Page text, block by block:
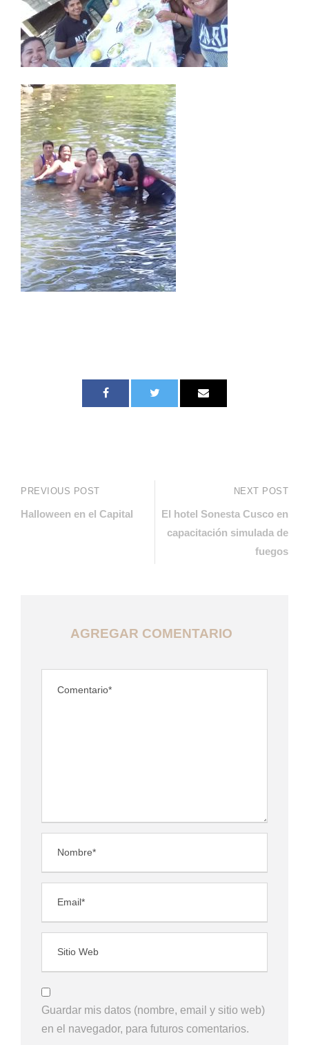
PREVIOUS POST
Halloween en el Capital
NEXT POST
El hotel Sonesta Cusco en
capacitación simulada de
fuegos
AGREGAR COMENTARIO
Guardar mis datos (nombre, email y sitio web)
en el navegador, para futuros comentarios.